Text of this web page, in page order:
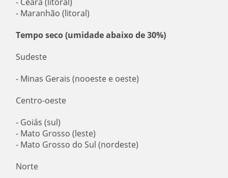
- Maranhão (litoral)
Tempo seco (umidade abaixo de 30%)
Sudeste
- Minas Gerais (nooeste e oeste)
Centro-oeste
- Goiás (sul)
- Mato Grosso (leste)
- Mato Grosso do Sul (nordeste)
Norte